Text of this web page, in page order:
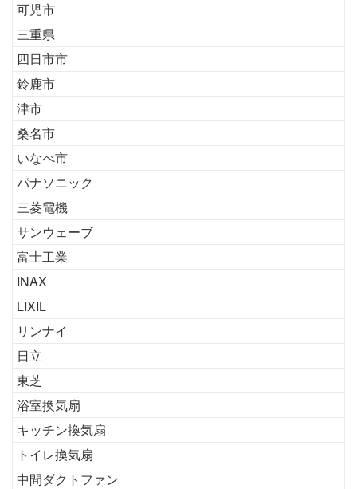
可児市
三重県
四日市市
鈴鹿市
津市
桑名市
いなべ市
パナソニック
三菱電機
サンウェーブ
富士工業
INAX
LIXIL
リンナイ
日立
東芝
浴室換気扇
キッチン換気扇
トイレ換気扇
中間ダクトファン